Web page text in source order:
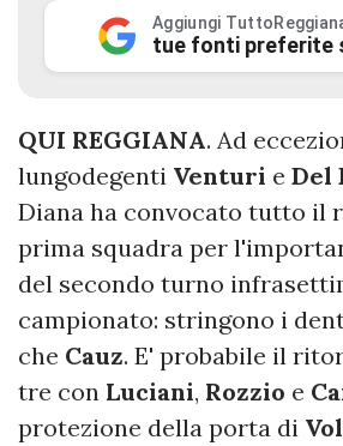
Aggiungi
tue fonti preferite
QUI REGGIANA. Ad
lungodegenti Venturi e Del
Diana ha convocato tutto il
prima squadra per
del secondo turno
campionato: stringono i
che Cauz. E' probabile il
tre con Luciani, Rozzio e
protezione della porta di